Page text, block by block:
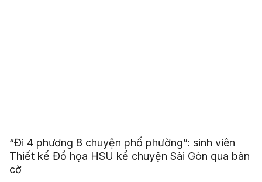
“Đi 4 phương 8 chuyện phố phường”: sinh viên
Thiết kế Đồ họa HSU kể chuyện Sài Gòn qua bàn
cờ